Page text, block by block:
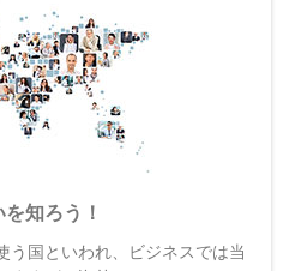
知ろう！
う国といわれ、ビジネスでは当